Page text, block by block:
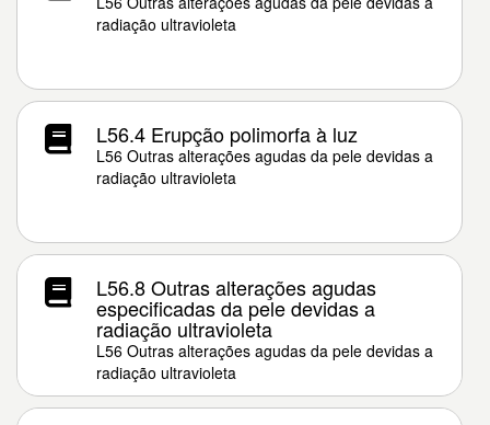
radiação ultravioleta
L56.4 Erupção polimorfa à luz
L56 Outras alterações agudas da pele devidas a
radiação ultravioleta
L56.8 Outras alterações agudas
especificadas da pele devidas a
radiação ultravioleta
L56 Outras alterações agudas da pele devidas a
radiação ultravioleta